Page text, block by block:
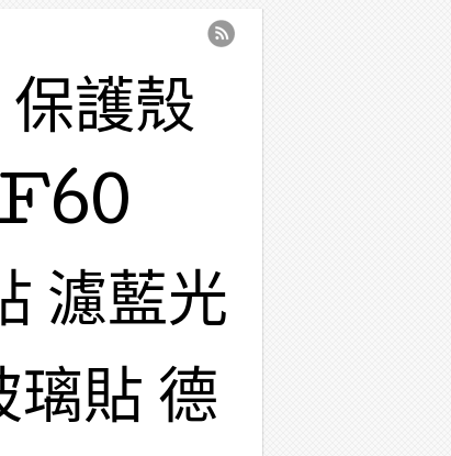
護殼
濾藍光
璃貼 德